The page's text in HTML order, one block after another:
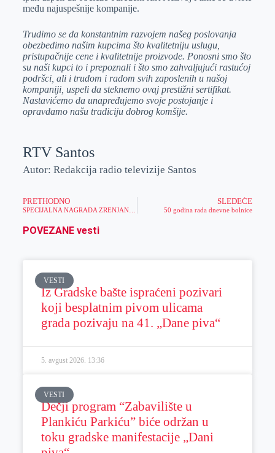
među najuspešnije kompanije.
Trudimo se da konstantnim razvojem našeg poslovanja
obezbedimo našim kupcima što kvalitetniju uslugu,
pristupačnije cene i kvalitetnije proizvode. Ponosni smo što
su naši kupci to i prepoznali i što smo zahvaljujući rastućoj
podršci, ali i trudom i radom svih zaposlenih u našoj
kompaniji, uspeli da steknemo ovaj prestižni sertifikat.
Nastavićemo da unapređujemo svoje postojanje i
opravdamo našu tradiciju dobrog komšije.
RTV Santos
Autor: Redakcija radio televizije Santos
PRETHODNO
SPECIJALNA NAGRADA ZRENJANINSKOJ LUTKARSKOJ SCENI ZA PREDSTAVU „PRADEVOJČICA“
SLEDEĆE
50 godina rada dnevne bolnice
POVEZANE vesti
VESTI
Iz Gradske bašte ispraćeni pozivari
koji besplatnim pivom ulicama
grada pozivaju na 41. „Dane piva“
5. avgust 2026. 13:36
VESTI
Dečji program “Zabavilište u
Plankiću Parkiću” biće održan u
toku gradske manifestacije „Dani